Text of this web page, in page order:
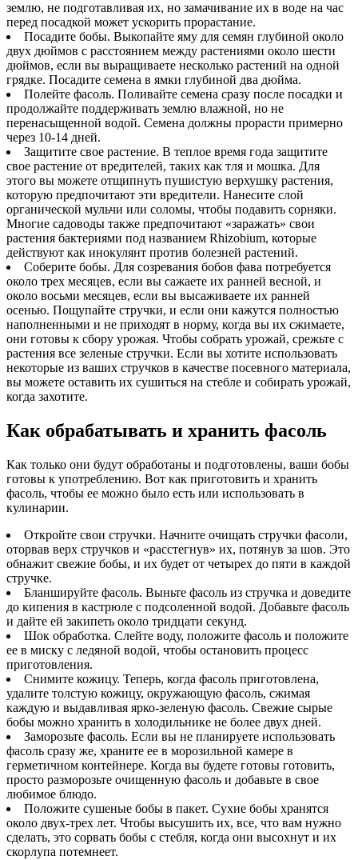
землю, не подготавливая их, но замачивание их в воде на час
перед посадкой может ускорить прорастание.
Посадите бобы. Выкопайте яму для семян глубиной около
двух дюймов с расстоянием между растениями около шести
дюймов, если вы выращиваете несколько растений на одной
грядке. Посадите семена в ямки глубиной два дюйма.
Полейте фасоль. Поливайте семена сразу после посадки и
продолжайте поддерживать землю влажной, но не
перенасыщенной водой. Семена должны прорасти примерно
через 10-14 дней.
Защитите свое растение. В теплое время года защитите
свое растение от вредителей, таких как тля и мошка. Для
этого вы можете отщипнуть пушистую верхушку растения,
которую предпочитают эти вредители. Нанесите слой
органической мульчи или соломы, чтобы подавить сорняки.
Многие садоводы также предпочитают «заражать» свои
растения бактериями под названием Rhizobium, которые
действуют как инокулянт против болезней растений.
Соберите бобы. Для созревания бобов фава потребуется
около трех месяцев, если вы сажаете их ранней весной, и
около восьми месяцев, если вы высаживаете их ранней
осенью. Пощупайте стручки, и если они кажутся полностью
наполненными и не приходят в норму, когда вы их сжимаете,
они готовы к сбору урожая. Чтобы собрать урожай, срежьте с
растения все зеленые стручки. Если вы хотите использовать
некоторые из ваших стручков в качестве посевного материала,
вы можете оставить их сушиться на стебле и собирать урожай,
когда захотите.
Как обрабатывать и хранить фасоль
Как только они будут обработаны и подготовлены, ваши бобы
готовы к употреблению. Вот как приготовить и хранить
фасоль, чтобы ее можно было есть или использовать в
кулинарии.
Откройте свои стручки. Начните очищать стручки фасоли,
оторвав верх стручков и «расстегнув» их, потянув за шов. Это
обнажит свежие бобы, и их будет от четырех до пяти в каждой
стручке.
Бланшируйте фасоль. Выньте фасоль из стручка и доведите
до кипения в кастрюле с подсоленной водой. Добавьте фасоль
и дайте ей закипеть около тридцати секунд.
Шок обработка. Слейте воду, положите фасоль и положите
ее в миску с ледяной водой, чтобы остановить процесс
приготовления.
Снимите кожицу. Теперь, когда фасоль приготовлена,
удалите толстую кожицу, окружающую фасоль, сжимая
каждую и выдавливая ярко-зеленую фасоль. Свежие сырые
бобы можно хранить в холодильнике не более двух дней.
Заморозьте фасоль. Если вы не планируете использовать
фасоль сразу же, храните ее в морозильной камере в
герметичном контейнере. Когда вы будете готовы готовить,
просто разморозьте очищенную фасоль и добавьте в свое
любимое блюдо.
Положите сушеные бобы в пакет. Сухие бобы хранятся
около двух-трех лет. Чтобы высушить их, все, что вам нужно
сделать, это сорвать бобы с стебля, когда они высохнут и их
скорлупа потемнеет.